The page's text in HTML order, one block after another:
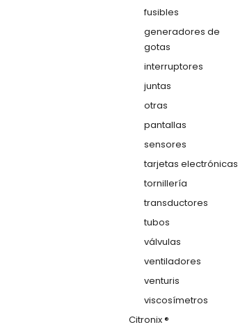
fusibles
generadores de
gotas
interruptores
juntas
otras
pantallas
sensores
tarjetas electrónicas
tornillería
transductores
tubos
válvulas
ventiladores
venturis
viscosímetros
Citronix ®